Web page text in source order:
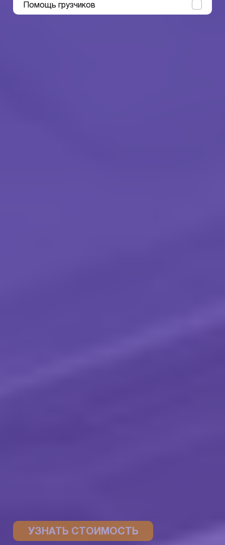
Помощь грузчиков
УЗНАТЬ СТОИМОСТЬ